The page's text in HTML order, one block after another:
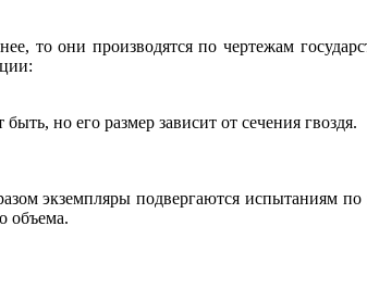
то они производятся по чертежам
но его размер зависит от сечения гвоздя.
экземпляры подвергаются испытаниям
объема.